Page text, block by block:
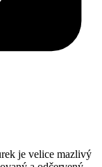
je velice mazlivý